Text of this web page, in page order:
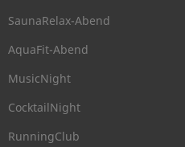
SaunaRelax-Abend
AquaFit-Abend
MusicNight
CocktailNight
RunningClub